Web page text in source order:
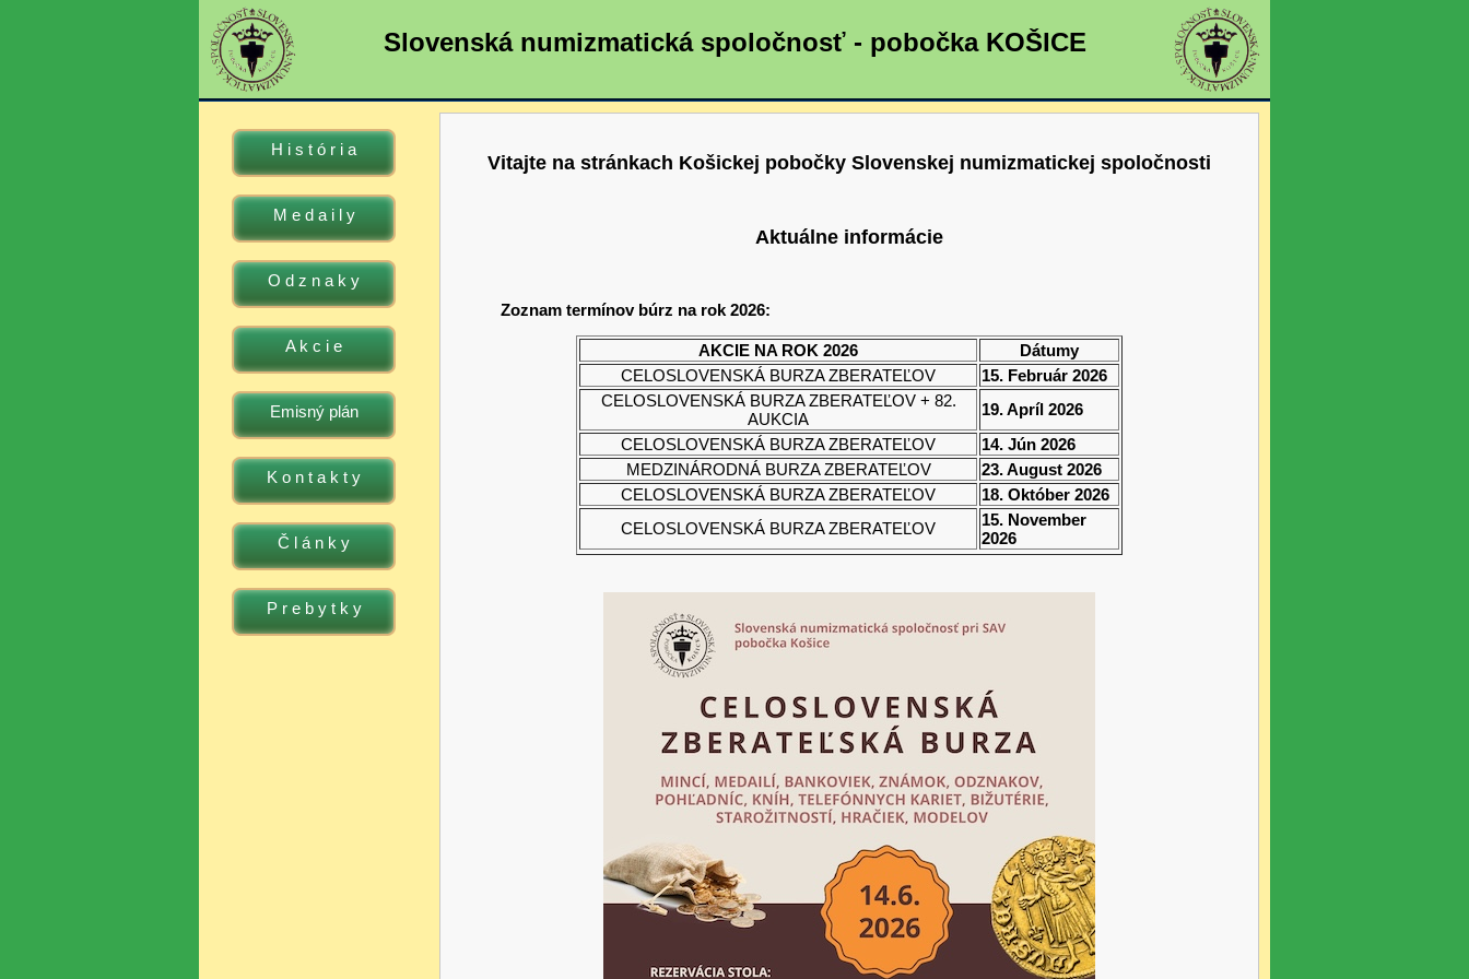
Slovenská numizmatická spoločnosť - pobočka KOŠICE
H i s t ó r i a
M e d a i l y
O d z n a k y
A k c i e
Emisný plán
K o n t a k t y
Č l á n k y
P r e b y t k y
Vitajte na stránkach Košickej pobočky Slovenskej numizmatickej spoločnosti
Aktuálne informácie
Zoznam termínov búrz na rok 2026:
AKCIE NA ROK 2026
Dátumy
CELOSLOVENSKÁ BURZA ZBERATEĽOV
15. Február 2026
CELOSLOVENSKÁ BURZA ZBERATEĽOV + 82.
AUKCIA
19. Apríl 2026
CELOSLOVENSKÁ BURZA ZBERATEĽOV
14. Jún 2026
MEDZINÁRODNÁ BURZA ZBERATEĽOV
23. August 2026
CELOSLOVENSKÁ BURZA ZBERATEĽOV
18. Október 2026
CELOSLOVENSKÁ BURZA ZBERATEĽOV
15. November
2026